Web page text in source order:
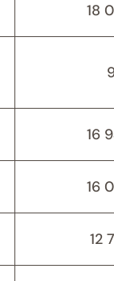
18
16
16
12